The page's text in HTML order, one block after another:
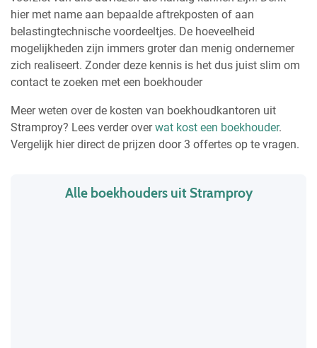
hier met name aan bepaalde aftrekposten of aan
belastingtechnische voordeeltjes. De hoeveelheid
mogelijkheden zijn immers groter dan menig ondernemer
zich realiseert. Zonder deze kennis is het dus juist slim om
contact te zoeken met een boekhouder
Meer weten over de kosten van boekhoudkantoren uit
Stramproy? Lees verder overwat kost een boekhouder.
Vergelijk hier direct de prijzen door 3 offertes op te vragen.
Alle boekhouders uit Stramproy